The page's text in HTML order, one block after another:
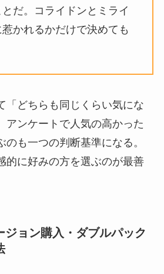
だ。コライドンとミライ
惹かれるかだけで決めても
「どちらも同じくらい気にな
アンケートで人気の高かった
も一つの判断基準になる。
的に好みの方を選ぶのが最善
ジョン購入・ダブルパック